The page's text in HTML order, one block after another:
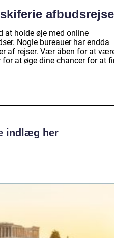
at holde øje med online
Nogle bureauer har endda
af rejser. Vær åben for at
at øge dine chancer for at
indlæg her